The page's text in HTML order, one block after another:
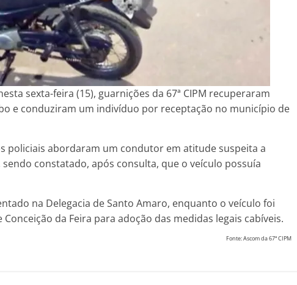
sexta-feira (15), guarnições da 67ª CIPM recuperaram
e conduziram um indivíduo por receptação no município de
policiais abordaram um condutor em atitude suspeita a
constatado, após consulta, que o veículo possuía
na Delegacia de Santo Amaro, enquanto o veículo foi
da Feira para adoção das medidas legais cabíveis.
Fonte: Ascom da 67ª CIPM